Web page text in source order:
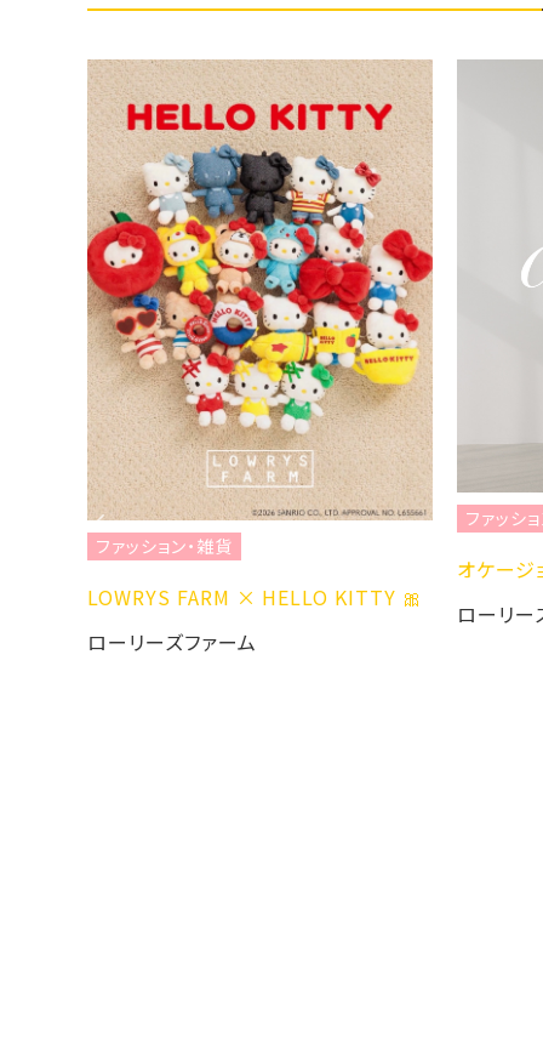
ファッション・雑貨
LOWRYS FARM × HELLO KITTY 🎀
ローリーズファーム
ファッシ
オケージ
ローリー